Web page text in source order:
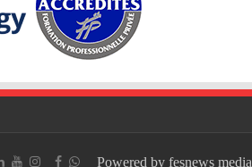
Powered by fesnews media